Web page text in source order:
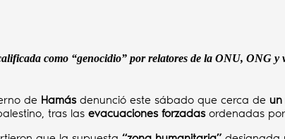
como “genocidio” por relatores de la ONU, ONG y
de Hamás denunció este sábado que cerca de un
tras las evacuaciones forzadasordenadas